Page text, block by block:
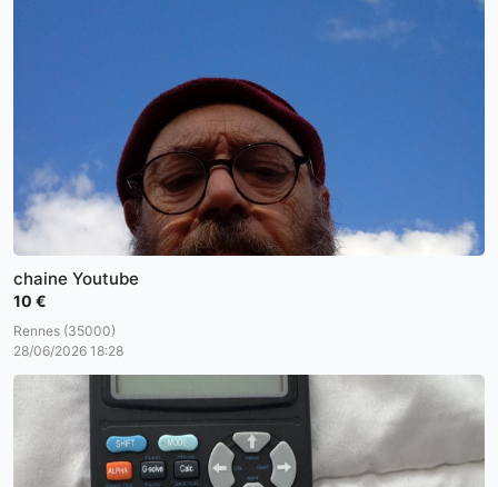
chaine Youtube
10 €
Rennes (35000)
28/06/2026 18:28